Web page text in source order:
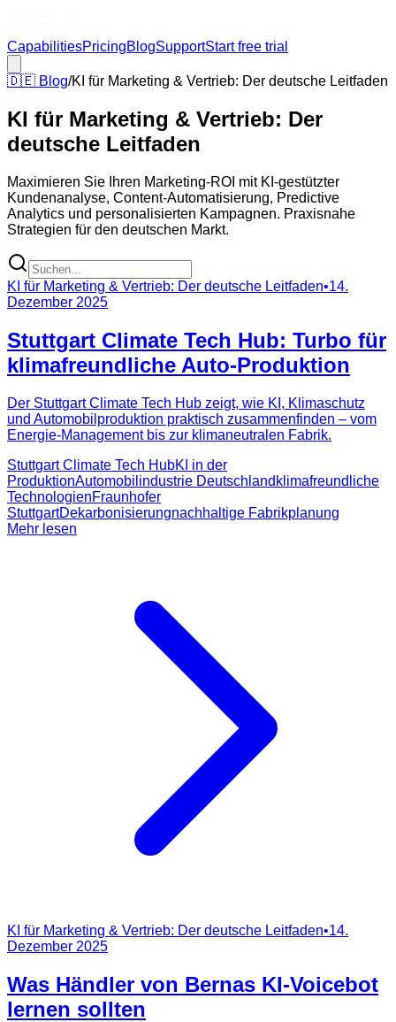
CapabilitiesPricingBlogSupportStart free trial
🇩🇪 Blog/KI für Marketing & Vertrieb: Der deutsche Leitfaden
KI für Marketing & Vertrieb: Der
deutsche Leitfaden
Maximieren Sie Ihren Marketing-ROI mit KI-gestützter
Kundenanalyse, Content-Automatisierung, Predictive
Analytics und personalisierten Kampagnen. Praxisnahe
Strategien für den deutschen Markt.
KI für Marketing & Vertrieb: Der deutsche Leitfaden•14.
Dezember 2025
Stuttgart Climate Tech Hub: Turbo für
klimafreundliche Auto-Produktion
Der Stuttgart Climate Tech Hub zeigt, wie KI, Klimaschutz
und Automobilproduktion praktisch zusammenfinden – vom
Energie-Management bis zur klimaneutralen Fabrik.
Stuttgart Climate Tech HubKI in der
ProduktionAutomobilindustrie Deutschland klimafreundliche
TechnologienFraunhofer
StuttgartDekarbonisierungnachhaltige Fabrikplanung
Mehr lesen
KI für Marketing & Vertrieb: Der deutsche Leitfaden•14.
Dezember 2025
Was Händler von Bernas KI-Voicebot
lernen sollten